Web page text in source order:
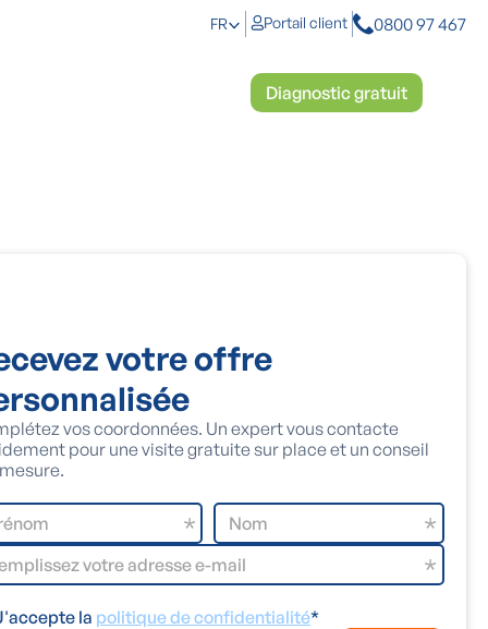
FR Portail client 0800 97 467
Diagnostic gratuit
votre offre
vos coordonnées. Un expert vous contacte
pour une visite gratuite sur place et un conseil
la politique de confidentialité*